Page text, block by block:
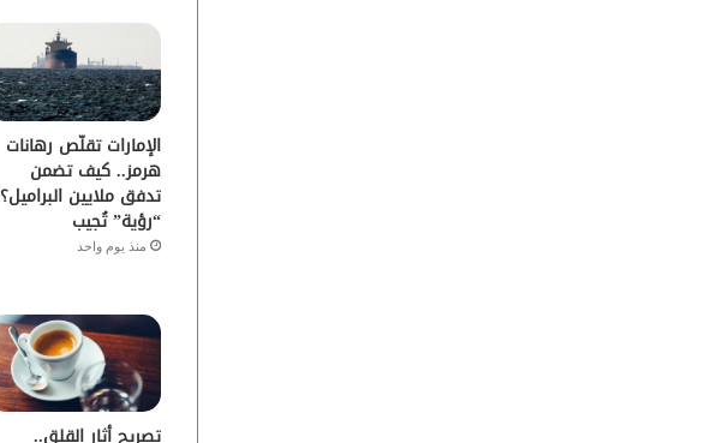
و
ك
الإمارات تقلّص رهانات
هرمز.. كيف تضمن
تدفق ملايين البراميل؟
“رؤية” تُجيب
منذ يوم واحد